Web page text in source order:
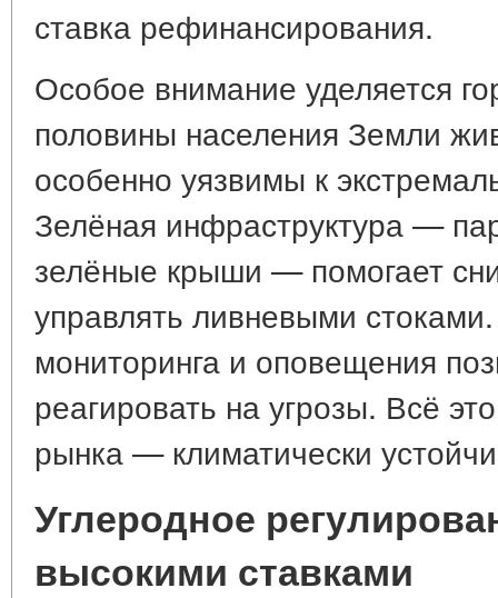
ставка рефинансирования.
Особое внимание уделяется
половины населения Земли
особенно уязвимы к
Зелёная инфраструктура —
зелёные крыши — помогает
управлять ливневыми
мониторинга и оповещения
реагировать на угрозы. Всё
рынка — климатически
Углеродное
высокими ставками